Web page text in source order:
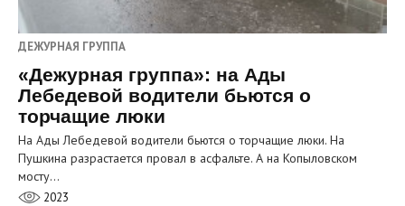
ДЕЖУРНАЯ ГРУППА
«Дежурная группа»: на Ады
Лебедевой водители бьются о
торчащие люки
На Ады Лебедевой водители бьются о торчащие люки. На
Пушкина разрастается провал в асфальте. А на Копыловском
мосту…
2023